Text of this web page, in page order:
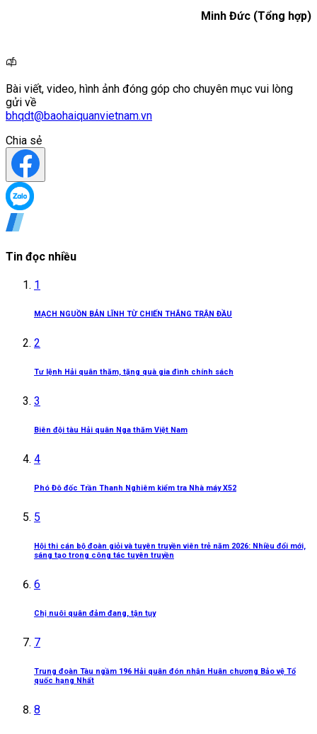
Minh Đức (Tổng hợp)
Bài viết, video, hình ảnh đóng góp cho chuyên mục vui lòng
gửi về
bhqdt@baohaiquanvietnam.vn
Chia sẻ
Tin đọc nhiều
1
MẠCH NGUỒN BẢN LĨNH TỪ CHIẾN THẮNG TRẬN ĐẦU
2
Tư lệnh Hải quân thăm, tặng quà gia đình chính sách
3
Biên đội tàu Hải quân Nga thăm Việt Nam
4
Phó Đô đốc Trần Thanh Nghiêm kiểm tra Nhà máy X52
5
Hội thi cán bộ đoàn giỏi và tuyên truyền viên trẻ năm 2026: Nhiều đổi mới,
sáng tạo trong công tác tuyên truyền
6
Chị nuôi quân đảm đang, tận tụy
7
Trung đoàn Tàu ngầm 196 Hải quân đón nhận Huân chương Bảo vệ Tổ
quốc hạng Nhất
8